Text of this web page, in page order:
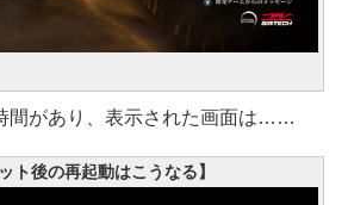
間があり、表示された画面は……
ト後の再起動はこうなる】